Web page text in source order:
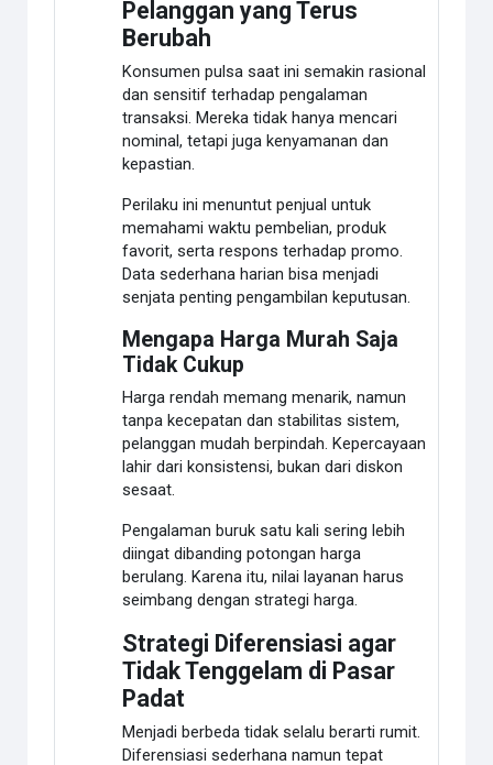
Pelanggan yang Terus
Berubah
Konsumen pulsa saat ini semakin rasional
dan sensitif terhadap pengalaman
transaksi. Mereka tidak hanya mencari
nominal, tetapi juga kenyamanan dan
kepastian.
Perilaku ini menuntut penjual untuk
memahami waktu pembelian, produk
favorit, serta respons terhadap promo.
Data sederhana harian bisa menjadi
senjata penting pengambilan keputusan.
Mengapa Harga Murah Saja
Tidak Cukup
Harga rendah memang menarik, namun
tanpa kecepatan dan stabilitas sistem,
pelanggan mudah berpindah. Kepercayaan
lahir dari konsistensi, bukan dari diskon
sesaat.
Pengalaman buruk satu kali sering lebih
diingat dibanding potongan harga
berulang. Karena itu, nilai layanan harus
seimbang dengan strategi harga.
Strategi Diferensiasi agar
Tidak Tenggelam di Pasar
Padat
Menjadi berbeda tidak selalu berarti rumit.
Diferensiasi sederhana namun tepat